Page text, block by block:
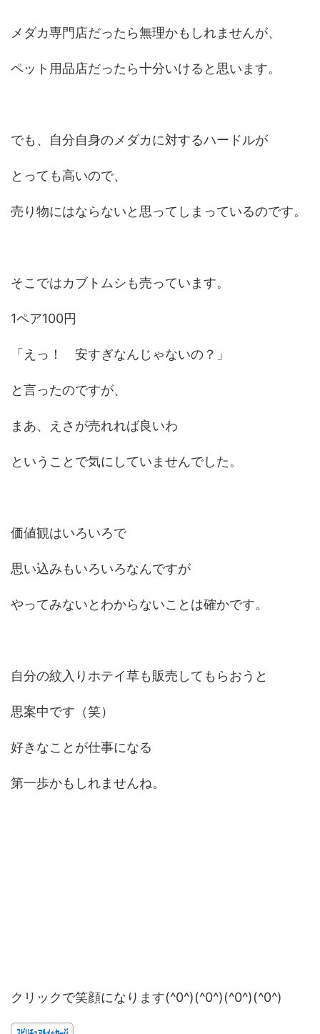
メダカ専門店だったら無理かもしれませんが、
ペット用品店だったら十分いけると思います。
でも、自分自身のメダカに対するハードルが
とっても高いので、
売り物にはならないと思ってしまっているのです。
そこではカブトムシも売っています。
1ペア100円
「えっ！ 安すぎなんじゃないの？」
と言ったのですが、
まあ、えさが売れれば良いわ
ということで気にしていませんでした。
価値観はいろいろで
思い込みもいろいろなんですが
やってみないとわからないことは確かです。
自分の紋入りホテイ草も販売してもらおうと
思案中です（笑）
好きなことが仕事になる
第一歩かもしれませんね。
クリックで笑顔になります(^0^)(^0^)(^0^)(^0^)